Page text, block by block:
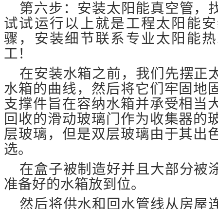
第六步：安装太阳能真空管，
试试运行以上就是工程太阳能
骤，安装细节联系专业太阳能
工！
在安装水箱之前，我们先摆正
水箱的曲线，然后将它们牢固地
支撑件旨在容纳水箱并承受相当
回收的滑动玻璃门作为收集器的
层玻璃，但是双层玻璃由于其出
选。
在盒子被制造好并且大部分被
准备好的水箱放到位。
然后将供水和回水管线从房屋